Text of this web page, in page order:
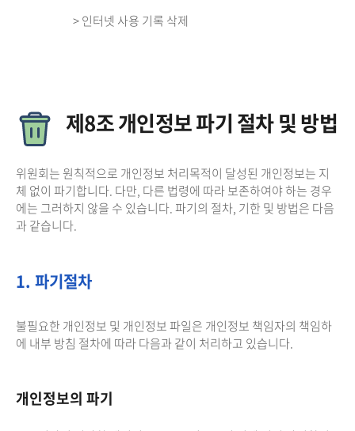
> 인터넷 사용 기록 삭제
제8조 개인정보 파기 절차 및 방법
위원회는 원칙적으로 개인정보 처리목적이 달성된 개인정보는 지
체 없이 파기합니다. 다만, 다른 법령에 따라 보존하여야 하는 경우
에는 그러하지 않을 수 있습니다. 파기의 절차, 기한 및 방법은 다음
과 같습니다.
1. 파기절차
불필요한 개인정보 및 개인정보 파일은 개인정보 책임자의 책임하
에 내부 방침 절차에 따라 다음과 같이 처리하고 있습니다.
개인정보의 파기